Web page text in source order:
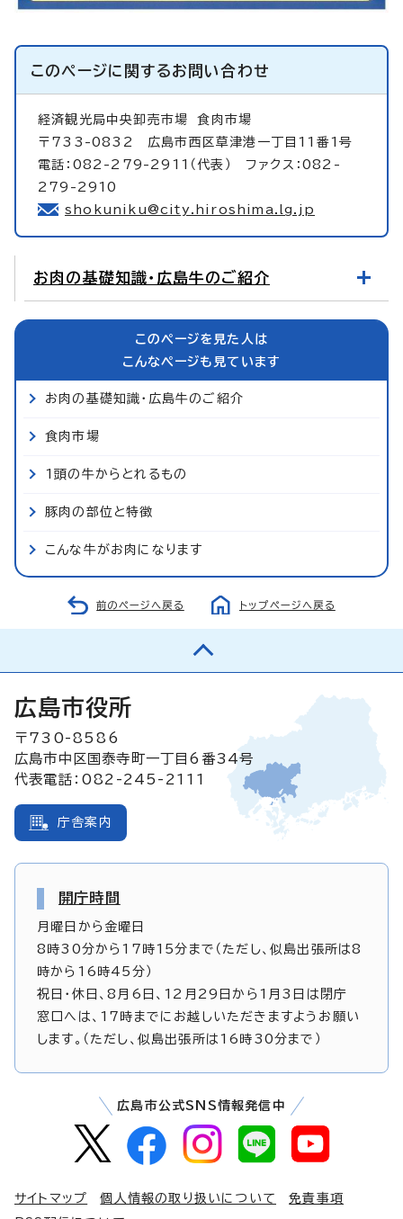
このページに関するお問い合わせ
経済観光局中央卸売市場食肉市場
〒733-0832 広島市西区草津港一丁目11番1号
電話：082-279-2911（代表） ファクス：082-
279-2910
shokuniku@city.hiroshima.lg.jp
お肉の基礎知識・広島牛のご紹介
このページを見た人は
こんなページも見ています
お肉の基礎知識・広島牛のご紹介
食肉市場
1頭の牛からとれるもの
豚肉の部位と特徴
こんな牛がお肉になります
前のページへ戻る トップページへ戻る
広島市役所
〒730-8586
広島市中区国泰寺町一丁目6番34号
代表電話：082-245-2111
庁舎案内
開庁時間
月曜日から金曜日
8時30分から17時15分まで（ただし、似島出張所は8
時から16時45分）
祝日・休日、8月6日、12月29日から1月3日は閉庁
窓口へは、17時までにお越しいただきますようお願い
します。（ただし、似島出張所は16時30分まで）
広島市公式SNS情報発信中
サイトマップ 個人情報の取り扱いについて
免責事項